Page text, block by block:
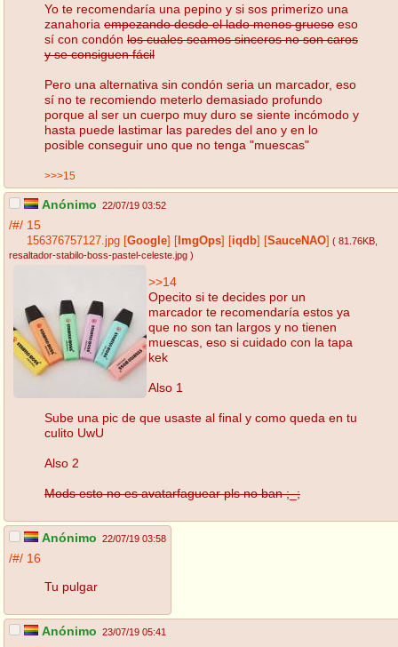
Yo te recomendaría una pepino y si sos primerizo una
zanahoria empezando desde el lado menos grueso eso
sí con condón los cuales seamos sinceros no son caros
y se consiguen fácil
Pero una alternativa sin condón seria un marcador, eso
sí no te recomiendo meterlo demasiado profundo
porque al ser un cuerpo muy duro se siente incómodo y
hasta puede lastimar las paredes del ano y en lo
posible conseguir uno que no tenga "muescas"
>>>15
Anónimo 22/07/19 03:52
/#/ 15
156376757127.jpg Google ImgOps iqdb SauceNAO ( 81.76KB
resaltador-stabilo-boss-pastel-celeste.jpg )
>>14
Opecito si te decides por un
marcador te recomendaría estos ya
que no son tan largos y no tienen
muescas, eso si cuidado con la tapa
kek
Also 1
Sube una pic de que usaste al final y como queda en tu
culito UwU
Also 2
Mods esto no es avatarfaguear pls no ban ;_;
Anónimo 22/07/19 03:58
/#/ 16
Tu pulgar
Anónimo 23/07/19 05:41